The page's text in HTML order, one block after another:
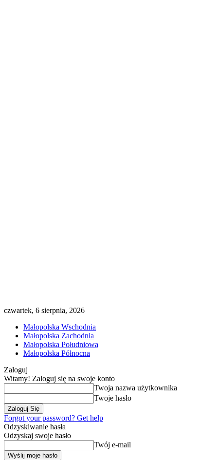
czwartek, 6 sierpnia, 2026
Małopolska Wschodnia
Małopolska Zachodnia
Małopolska Południowa
Małopolska Północna
Zaloguj
Witamy! Zaloguj się na swoje konto
Twoja nazwa użytkownika
Twoje hasło
Forgot your password? Get help
Odzyskiwanie hasła
Odzyskaj swoje hasło
Twój e-mail